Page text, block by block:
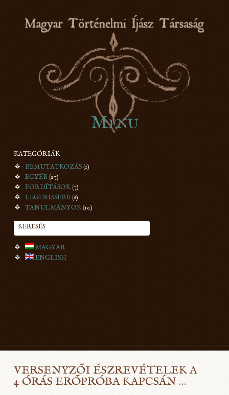
MTÍT
honfoglaláskori íjászat
Menu
Skip to content
KATEGÓRIÁK
BEMUTATKOZÁS(1)
EGYÉB (27)
FORDÍTÁSOK(7)
LEGFRISSEBB (6)
TANULMÁNYOK(10)
KERESÉS
MAGYAR
ENGLISH
VERSENYZŐI ÉSZREVÉTELEK A
4 ÓRÁS ERŐPRÓBA KAPCSÁN …